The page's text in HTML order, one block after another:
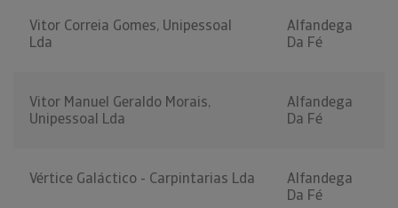
Vitor Correia Gomes, Unipessoal
Lda
Alfandega
Da Fé
Vitor Manuel Geraldo Morais,
Unipessoal Lda
Alfandega
Da Fé
Vértice Galáctico - Carpintarias Lda
Alfandega
Da Fé